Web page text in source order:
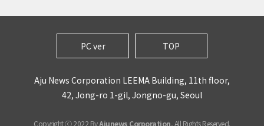
PC ver TOP
Aju News Corporation LEEMA Building, 11th floor,
42, Jong-ro 1-gil, Jongno-gu, Seoul
Copyright ⓒ 2022 ByAjunews Corporation, All Rights Reserved.